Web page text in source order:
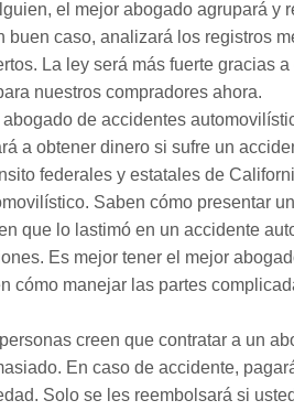
el mejor abogado agrupará y
buen caso, analizará los registros
La ley será más fuerte gracias
nuestros compradores ahora.
de accidentes
a obtener dinero si sufre un
federales y estatales de
Saben cómo presentar
que lo lastimó en un accidente
Es mejor tener el mejor
cómo manejar las partes
creen que contratar a un
En caso de accidente,
Solo se les reembolsará si